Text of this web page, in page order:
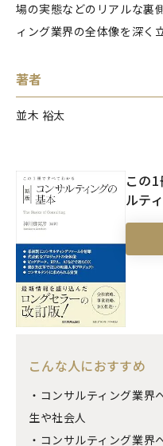
場の実態などのリアルな裏
ィング業界の全体像を深く
著者
並木 裕太
この
ルテ
こんな人におすすめ
・コンサルティング業界
生や社会人
・コンサルティング業